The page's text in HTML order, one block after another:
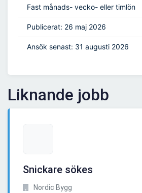
Fast månads- vecko- eller timlön
Publicerat: 26 maj 2026
Ansök senast: 31 augusti 2026
Liknande jobb
Snickare sökes
Nordic Bygg